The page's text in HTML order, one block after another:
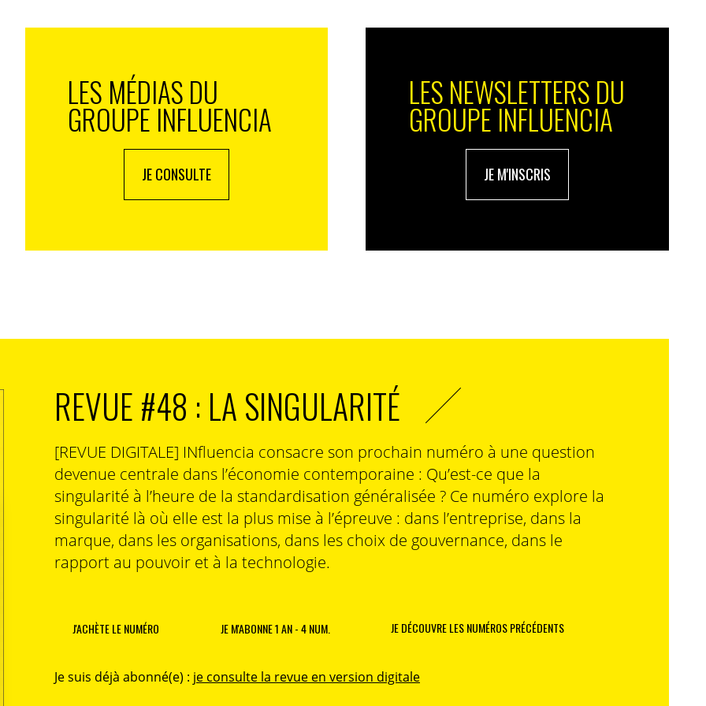
rencontrent pas et ne s’enrichissent pas
dont ils seront partenaires et dans laquelle ils
le confirment, c’est “co-créer et rencontrer ses
pas, faire entrer d’autres experts de leur réseau
leur donner des motivations tangibles pour
à 14h30.
Muller
LES MÉDIAS DU
GROUPE INFLUENCIA
JE CONSULTE
LES NEWSLETTERS DU
GROUPE INFLUENCIA
JE M'INSCRIS
REVUE #48 : LA SINGULARITÉ
[REVUE DIGITALE] INfluencia consacre son prochain numéro à une question
devenue centrale dans l’économie contemporaine : Qu’est-ce que la
singularité à l’heure de la standardisation généralisée ? Ce numéro explore la
singularité là où elle est la plus mise à l’épreuve : dans l’entreprise, dans la
marque, dans les organisations, dans les choix de gouvernance, dans le
rapport au pouvoir et à la technologie.
J'ACHÈTE LE NUMÉRO JE M'ABONNE 1 AN - 4 NUM. JE DÉCOUVRE LES NUMÉROS PRÉCÉDENTS
Je suis déjà abonné(e) : je consulte la revue en version digitale